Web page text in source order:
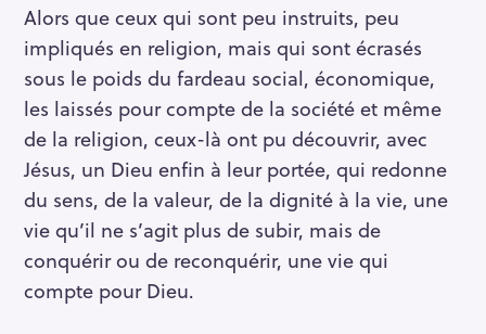
Alors que ceux qui sont peu instruits, peu
impliqués en religion, mais qui sont écrasés
sous le poids du fardeau social, économique,
les laissés pour compte de la société et même
de la religion, ceux-là ont pu découvrir, avec
Jésus, un Dieu enfin à leur portée, qui redonne
du sens, de la valeur, de la dignité à la vie, une
vie qu’il ne s’agit plus de subir, mais de
conquérir ou de reconquérir, une vie qui
compte pour Dieu.